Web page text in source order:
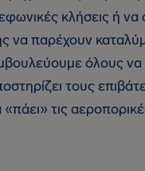
κλήσεις ή να
να παρέχουν
όλους
τους
τις